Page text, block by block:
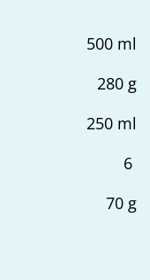
500ml
280g
250ml
6
70g